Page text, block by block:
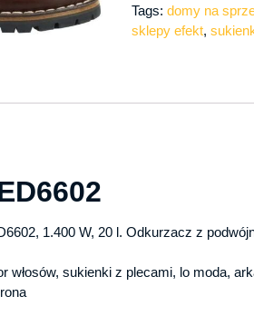
Tags: domy na
sklepy efekt,
1.400 W, 20 l. Odkurzacz z
włosów, sukienki z plecami, lo moda,